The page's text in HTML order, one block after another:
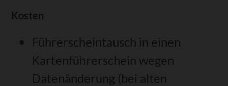
Kosten
Führerscheintausch in einen
Kartenführerschein wegen
Datenänderung (bei alten